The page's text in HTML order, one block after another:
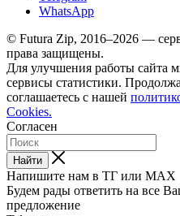
WhatsApp
© Futura Zip, 2016–2026 —
права защищены.
Для улучшения работы сайта
сервисы статистики.
соглашаетесь с нашей
Cookies.
Согласен
Найти
Напишите нам в ТГ или MAX
Будем рады ответить на все
предложение